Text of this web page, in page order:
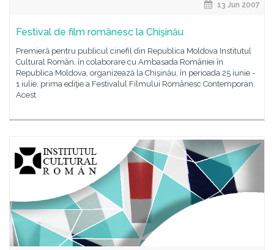
13 Jun 2007
Festival de film românesc la Chişinău
Premieră pentru publicul cinefil din Republica Moldova Institutul
Cultural Român, în colaborare cu Ambasada României în
Republica Moldova, organizează la Chişinău, în perioada 25 iunie -
1 iulie, prima ediţie a Festivalul Filmului Românesc Contemporan.
Acest